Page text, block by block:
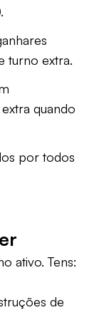
turno extra.
quando
por todos
ativo. Tens:
de